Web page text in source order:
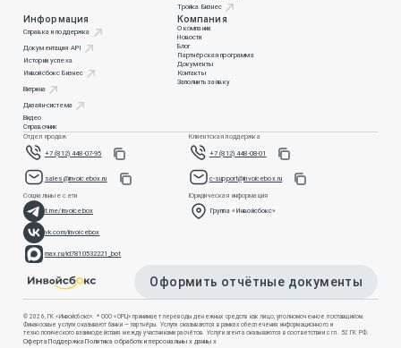
Тройка Бизнес
Информация
Справка и поддержка
Документация API
Истории успеха
Инвойсбокс Бизнес
Витрина
Дизайн-система
Видео
Справочник
Компания
О компании
Новости
Блог
Партнёрская программа
Документы
Контакты
Заполнить заявку
Отдел продаж
+7 (812) 448-07-95
sales@invoicebox.ru
Клиентская поддержка
+7 (812) 448-08-01
c-support@invoicebox.ru
Социальные сети
t.me/invoicebox
vk.com/invoicebox
max.ru/id7810532221_bot
Юридическая информация
Группа «Инвойсбокс»
Оформить отчётные документы
© 2026, ГК «Инвойсбокс». * ООО «ОРЦ» принимает переводы денежных средств как лицо, уполномоченное поставщиком.
Финансовые услуги оказывают банки — партнёры. Услуги оказываются в рамках обеспечения информационного и
технологического взаимодействия между участниками расчётов. Услуги агента оказываются в соответствии с гл. 52 ГК РФ.
Оферта Поддержка Политика обработки персональных данных